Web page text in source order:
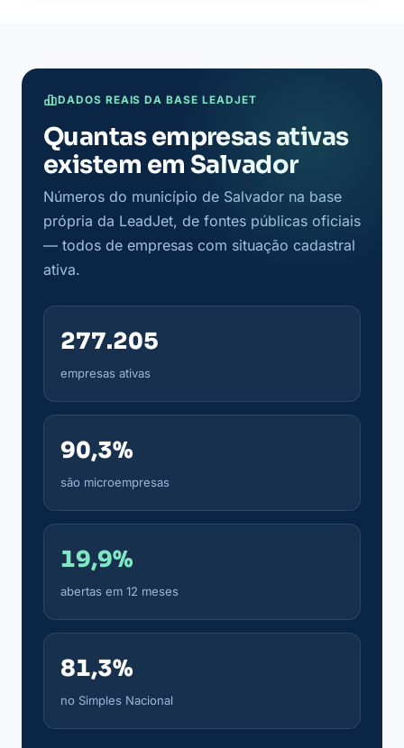
DADOS REAIS DA BASE LEADJET
Quantas empresas ativas
existem em Salvador
Números do município de Salvador na base
própria da LeadJet, de fontes públicas oficiais
— todos de empresas com situação cadastral
ativa.
277.205
empresas ativas
90,3%
são microempresas
19,9%
abertas em 12 meses
81,3%
no Simples Nacional